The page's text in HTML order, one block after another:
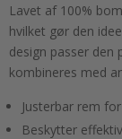
Lavet af 100%
hvilket gør den
design passer
kombineres med
Justerbar rem
Beskytter